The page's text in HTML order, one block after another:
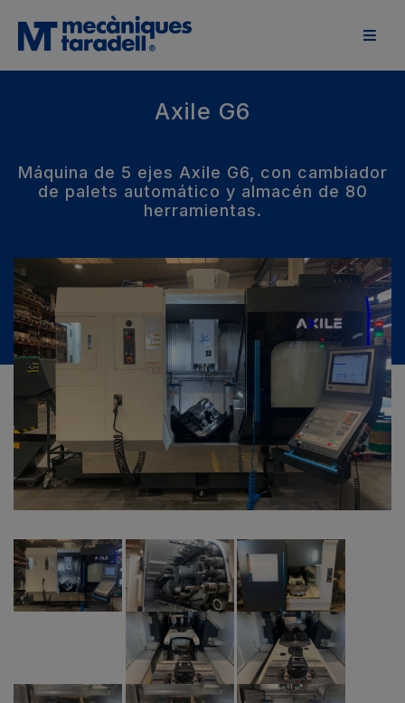
Axile G6
Máquina de 5 ejes Axile G6, con cambiador
de palets automático y almacén de 80
herramientas.